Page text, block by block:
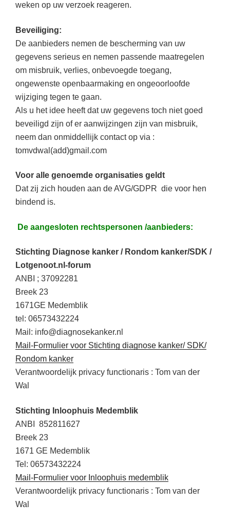
weken op uw verzoek reageren.
Beveiliging:
De aanbieders nemen de bescherming van uw
gegevens serieus en nemen passende maatregelen
om misbruik, verlies, onbevoegde toegang,
ongewenste openbaarmaking en ongeoorloofde
wijziging tegen te gaan.
Als u het idee heeft dat uw gegevens toch niet goed
beveiligd zijn of er aanwijzingen zijn van misbruik,
neem dan onmiddellijk contact op via :
tomvdwal(add)gmail.com
Voor alle genoemde organisaties geldt
Dat zij zich houden aan de AVG/GDPR die voor hen
bindend is.
De aangesloten rechtspersonen /aanbieders:
Stichting Diagnose kanker / Rondom kanker/SDK /
Lotgenoot.nl-forum
ANBI ; 37092281
Breek 23
1671GE Medemblik
tel: 06573432224
Mail: info@diagnosekanker.nl
Mail-Formulier voor Stichting diagnose kanker/ SDK/
Rondom kanker
Verantwoordelijk privacy functionaris : Tom van der
Wal
Stichting Inloophuis Medemblik
ANBI 852811627
Breek 23
1671 GE Medemblik
Tel: 06573432224
Mail-Formulier voor Inloophuis medemblik
Verantwoordelijk privacy functionaris : Tom van der
Wal